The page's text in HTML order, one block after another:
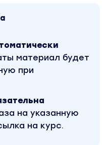
вашей
гид
и пошагово
недвижимости и
одной важной
сроки
материал будет
при
на указанную
на курс.